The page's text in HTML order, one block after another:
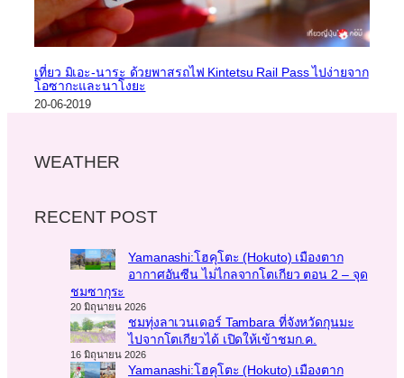
เที่ยว มิเอะ-นาระ ด้วยพาสรถไฟ Kintetsu Rail Pass ไปง่ายจาก
โอซากะและนาโงยะ
20-06-2019
WEATHER
RECENT POST
Yamanashi:โฮคุโตะ (Hokuto) เมืองตาก
อากาศอันซีน ไม่ไกลจากโตเกียว ตอน 2 – จุด
ชมซากุระ
20 มิถุนายน 2026
ชมทุ่งลาเวนเดอร์ Tambara ที่จังหวัดกุนมะ
ไปจากโตเกียวได้ เปิดให้เข้าชมก.ค.
16 มิถุนายน 2026
Yamanashi:โฮคุโตะ (Hokuto) เมืองตาก